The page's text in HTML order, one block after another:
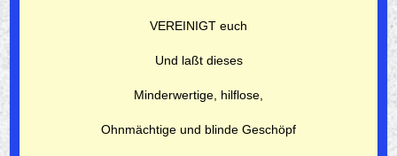
VEREINIGT euch
Und laßt dieses
Minderwertige, hilflose,
Ohnmächtige und blinde Geschöpf